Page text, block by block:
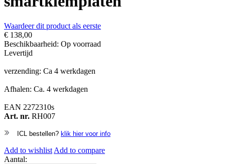
Waardeer dit product als eerste
€ 138,00
Beschikbaarheid: Op voorraad
Levertijd
verzending: Ca 4 werkdagen
Afhalen: Ca. 4 werkdagen
EAN 2272310s
Art. nr. RH007
ICL bestellen? klik hier voor info
Add to wishlist Add to compare
Aantal: